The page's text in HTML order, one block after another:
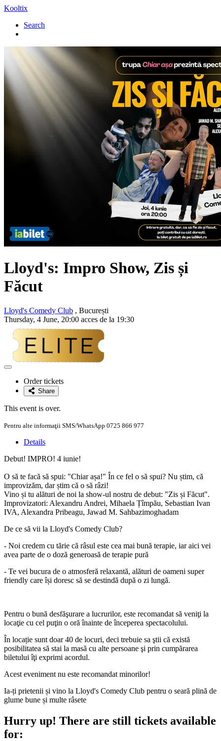
Kooltix
Search
Lloyd's: Impro Show, Zis și
Făcut
Lloyd's Comedy Club , București
Thursday, 4 June, 20:00 acces de la 19:30
Adaugă
favoriteOrder tickets
Share
This event is over.
Pentru alte informaţii SMS/WhatsApp 0725 866 977
Details
Debut! IMPRO! 4 iunie!
O să te facă să spui: "Chiar așa!" În ce fel o să spui? Nu știm, că
improvizăm, dar știm că o să râzi!
Vino și tu alături de noi la show-ul nostru de debut: "Zis și Făcut".
Improvizatori: Alexandru Andrei, Mihaela Țîmpău, Sebastian Ivan
IVA, Alexandra Pribeagu, Jawad M. Sahbazimoghadam
De ce să vii la Lloyd's Comedy Club?
- Noi credem cu tărie că râsul este cea mai bună terapie, iar aici vei
avea parte de o doză generoasă de terapie pură
- Te vei bucura de o atmosferă relaxantă, alături de oameni super
friendly care își doresc să se destindă după o zi lungă.
Pentru o bună desfăşurare a lucrurilor, este recomandat să veniţi la
locaţie cu cel puţin o oră înainte de începerea spectacolului.
În locație sunt doar 40 de locuri, deci trebuie sa ştii că există
posibilitatea să stai la masă cu alte persoane şi prin cumpărarea
biletului îţi exprimi acordul.
Acest eveniment nu este recomandat minorilor!
Ia-ți prietenii și vino la Lloyd's Comedy Club pentru o seară plină de
glume bune și multe râsete
Hurry up! There are still tickets available
for: